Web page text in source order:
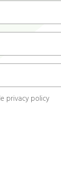
privacy policy